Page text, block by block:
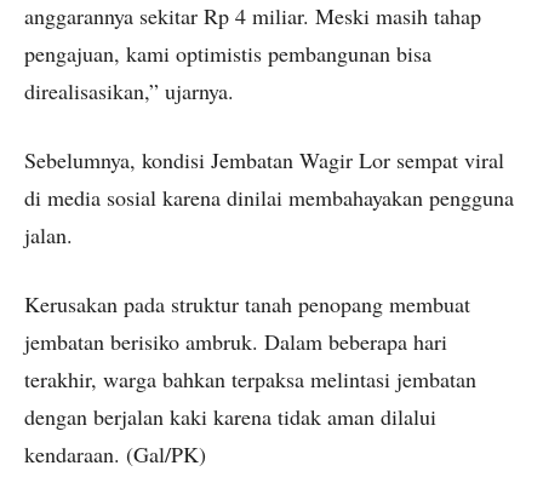
anggarannya sekitar Rp 4 miliar. Meski masih tahap
pengajuan, kami optimistis pembangunan bisa
direalisasikan,” ujarnya.
Sebelumnya, kondisi Jembatan Wagir Lor sempat viral
di media sosial karena dinilai membahayakan pengguna
jalan.
Kerusakan pada struktur tanah penopang membuat
jembatan berisiko ambruk. Dalam beberapa hari
terakhir, warga bahkan terpaksa melintasi jembatan
dengan berjalan kaki karena tidak aman dilalui
kendaraan. (Gal/PK)